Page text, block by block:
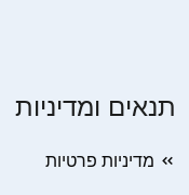
תנאים ומדיניות
מדיניות פרטיות